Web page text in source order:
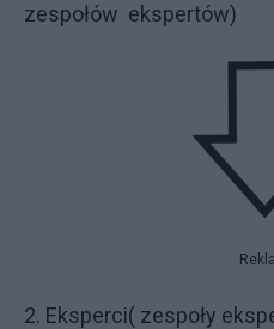
zespołów ekspertów)
2. Eksperci( zespoły